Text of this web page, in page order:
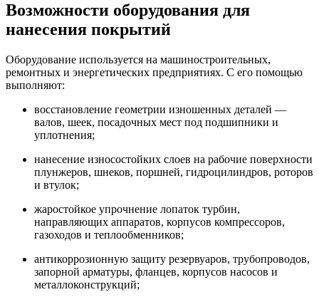
Возможности оборудования для
нанесения покрытий
Оборудование используется на машиностроительных,
ремонтных и энергетических предприятиях. С его помощью
выполняют:
восстановление геометрии изношенных деталей —
валов, шеек, посадочных мест под подшипники и
уплотнения;
нанесение износостойких слоев на рабочие поверхности
плунжеров, шнеков, поршней, гидроцилиндров, роторов
и втулок;
жаростойкое упрочнение лопаток турбин,
направляющих аппаратов, корпусов компрессоров,
газоходов и теплообменников;
антикоррозионную защиту резервуаров, трубопроводов,
запорной арматуры, фланцев, корпусов насосов и
металлоконструкций;